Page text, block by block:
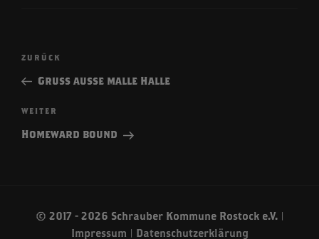
Beitragsnavigation
Vorheriger
Beitrag
ZURÜCK
Gruß ausse malle Halle
Nächster
Beitrag
WEITER
Homeward bound
© 2017 - 2026 Schrauber Kommune Rostock e.V. |
Impressum | Datenschutzerklärung